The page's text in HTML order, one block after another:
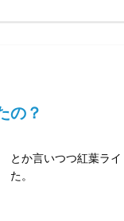
の？
とか言いつつ紅葉ラ
た。